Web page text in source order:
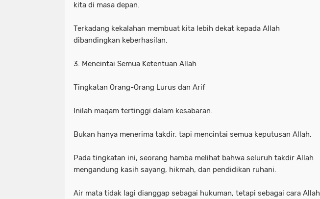
kita di masa depan.
Terkadang kekalahan membuat kita lebih dekat kepada Allah
dibandingkan keberhasilan.
3. Mencintai Semua Ketentuan Allah
Tingkatan Orang-Orang Lurus dan Arif
Inilah maqam tertinggi dalam kesabaran.
Bukan hanya menerima takdir, tapi mencintai semua keputusan Allah.
Pada tingkatan ini, seorang hamba melihat bahwa seluruh takdir Allah
mengandung kasih sayang, hikmah, dan pendidikan ruhani.
Air mata tidak lagi dianggap sebagai hukuman, tetapi sebagai cara Allah